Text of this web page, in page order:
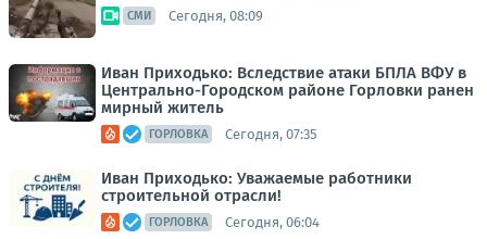
СМИ Сегодня, 08:09
Иван Приходько: Вследствие атаки БПЛА ВФУ в
Центрально-Городском районе Горловки ранен
мирный житель
ГОРЛОВКА Сегодня, 07:35
Иван Приходько: Уважаемые работники
строительной отрасли!
ГОРЛОВКА Сегодня, 06:04